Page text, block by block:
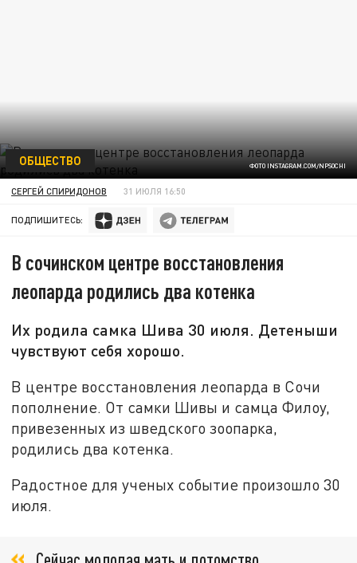
ФОТО INSTAGRAM.COM/NPSOCHI
ОБЩЕСТВО
СЕРГЕЙ СПИРИДОНОВ 31 ИЮЛЯ 16:50
ПОДПИШИТЕСЬ:
В сочинском центре восстановления
леопарда родились два котенка
Их родила самка Шива 30 июля. Детеныши
чувствуют себя хорошо.
В центре восстановления леопарда в Сочи
пополнение. От самки Шивы и самца Филоу,
привезенных из шведского зоопарка,
родились два котенка.
Радостное для ученых событие произошло 30
июля.